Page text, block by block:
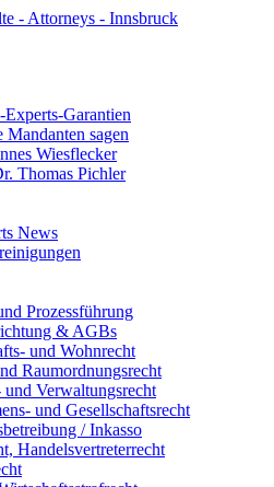
Garantien
Mandanten sagen
Wiesflecker
Thomas Pichler
News
Prozessführung
& AGBs
und Wohnrecht
Raumordnungsrecht
und Verwaltungsrecht
und Gesellschaftsrecht
/ Inkasso
Handelsvertreterrecht